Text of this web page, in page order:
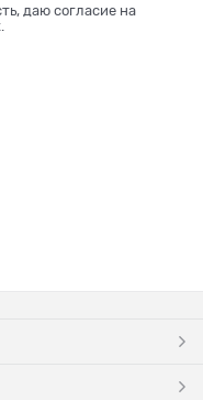
даю согласие на